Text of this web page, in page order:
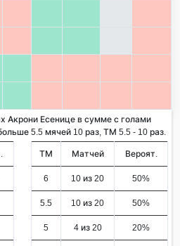
Акрони Есенице в сумме с голами
5.5 мячей 10 раз, ТМ 5.5 - 10 раз.
ТМ Матчей Вероят.
6 10 из 20 50%
5.5 10 из 20 50%
5 4 из 20 20%